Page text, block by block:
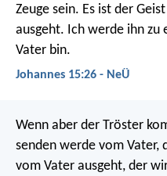
Zeuge sein. Es ist der
ausgeht. Ich werde ihn zu
Vater bin.
Johannes 15:26 - NeÜ
Wenn aber der Tröster
senden werde vom Vater,
vom Vater ausgeht, der